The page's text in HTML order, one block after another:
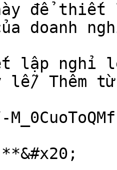
để
doanh
lập nghỉ
lễ/ Thêm